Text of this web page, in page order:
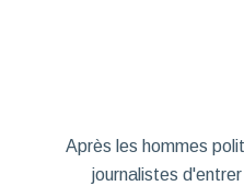
Après les hommes
journalistes